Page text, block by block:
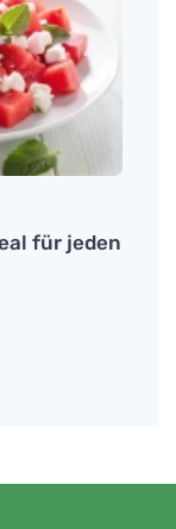
für jeden